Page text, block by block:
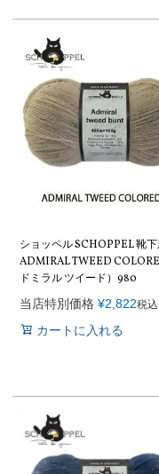
ショッペル SCHOPPEL 靴
ADMIRAL TWEED
ドミラル ツイード）980
当店特別価格 ¥2,822税込
カートに入れる